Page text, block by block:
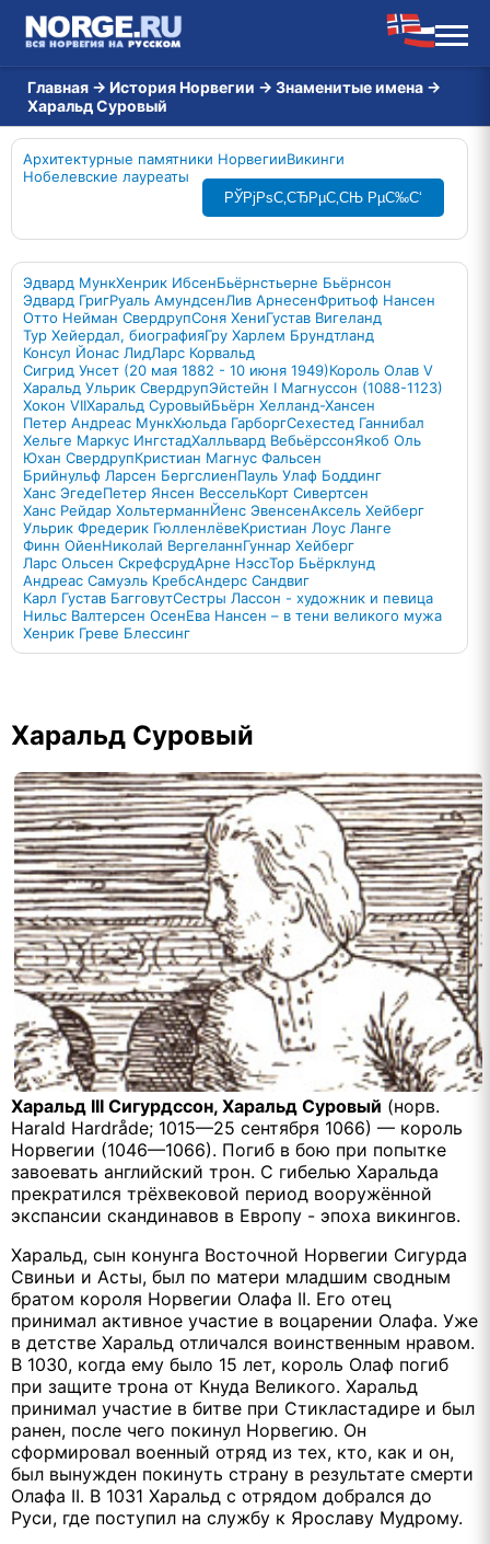
Главная → История Норвегии → Знаменитые имена →
Харальд Суровый
Архитектурные памятники НорвегииВикинги
Нобелевские лауреаты
РЎРјРѕС‚СЂРµС‚СЊ РµС‰С‘
Эдвард МункХенрик ИбсенБьёрнстьерне Бьёрнсон
Эдвард ГригРуаль АмундсенЛив АрнесенФритьоф Нансен
Отто Нейман СвердрупСоня ХениГустав Вигеланд
Тур Хейердал, биографияГру Харлем Брундтланд
Консул Йонас ЛидЛарс Корвальд
Сигрид Унсет (20 мая 1882 - 10 июня 1949)Король Олав V
Харальд Ульрик СвердрупЭйстейн I Магнуссон (1088-1123)
Хокон VIIХаральд СуровыйБьёрн Хелланд-Хансен
Петер Андреас МункХюльда ГарборгСехестед Ганнибал
Хельге Маркус ИнгстадХалльвард ВебьёрссонЯкоб Оль
Юхан СвердрупКристиан Магнус Фальсен
Брийнульф Ларсен БергслиенПауль Улаф Боддинг
Ханс ЭгедеПетер Янсен ВессельКорт Сивертсен
Ханс Рейдар ХольтерманнЙенс ЭвенсенАксель Хейберг
Ульрик Фредерик ГюлленлёвеКристиан Лоус Ланге
Финн ОйенНиколай ВергеланнГуннар Хейберг
Ларс Ольсен СкрефсрудАрне НэссТор Бьёрклунд
Андреас Самуэль КребсАндерс Сандвиг
Карл Густав БагговутСестры Лассон - художник и певица
Нильс Валтерсен ОсенЕва Нансен – в тени великого мужа
Хенрик Греве Блессинг
Харальд Суровый
Харальд III Сигурдссон, Харальд Суровый (норв.
Harald Hardråde; 1015—25 сентября 1066) — король
Норвегии (1046—1066). Погиб в бою при попытке
завоевать английский трон. С гибелью Харальда
прекратился трёхвековой период вооружённой
экспансии скандинавов в Европу - эпоха викингов.
Харальд, сын конунга Восточной Норвегии Сигурда
Свиньи и Асты, был по матери младшим сводным
братом короля Норвегии Олафа II. Его отец
принимал активное участие в воцарении Олафа. Уже
в детстве Харальд отличался воинственным нравом.
В 1030, когда ему было 15 лет, король Олаф погиб
при защите трона от Кнуда Великого. Харальд
принимал участие в битве при Стикластадире и был
ранен, после чего покинул Норвегию. Он
сформировал военный отряд из тех, кто, как и он,
был вынужден покинуть страну в результате смерти
Олафа II. В 1031 Харальд с отрядом добрался до
Руси, где поступил на службу к Ярославу Мудрому.